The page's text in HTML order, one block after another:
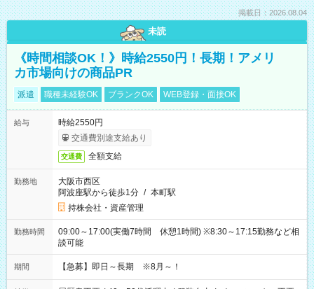
掲載日：2026.08.04
未読
《時間相談OK！》時給2550円！長期！アメリ
カ市場向けの商品PR
派遣 職種未経験OK ブランクOK WEB登録・面接OK
給与
時給2550円
交通費別途支給あり
交通費 全額支給
勤務地
大阪市西区
阿波座駅から徒歩1分 / 本町駅
持株会社・資産管理
勤務時間
09:00～17:00(実働7時間 休憩1時間) ※8:30～17:15勤務など相
談可能
期間 【急募】即日～長期 ※8月～！